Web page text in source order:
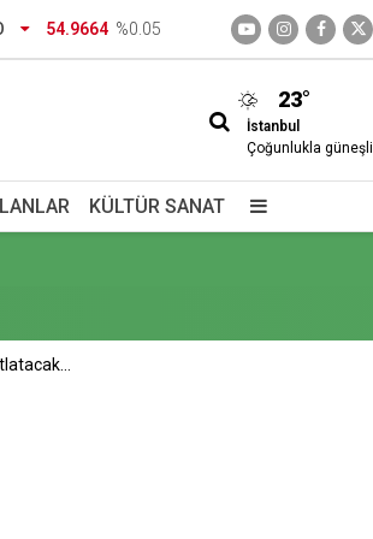
54.9664 %0.05
23°
İstanbul
Çoğunlukla güneşli
KÜLTÜR SANAT